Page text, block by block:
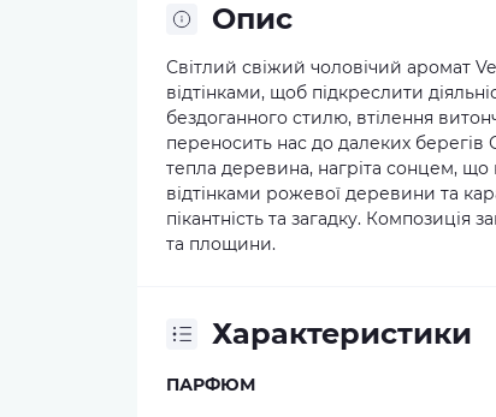
Опис
Світлий свіжий чоловічий аромат
відтінками, щоб підкреслити
бездоганного стилю, втілення
переносить нас до далеких
тепла деревина, нагріта сонцем,
відтінками рожевої деревини та
пікантність та загадку.
та площини.
Характеристики
ПАРФЮМ